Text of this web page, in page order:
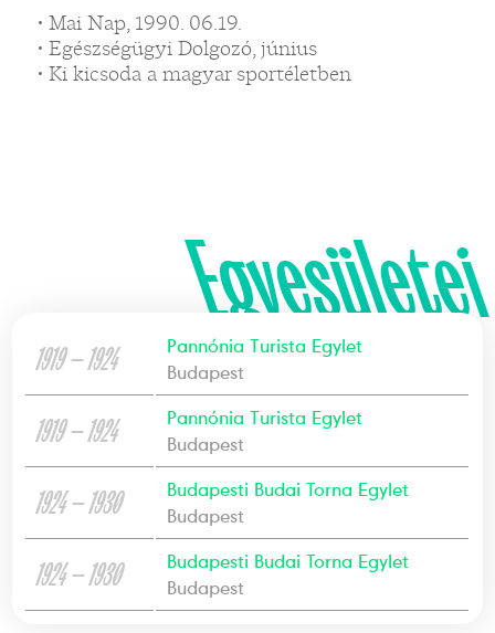
• Mai Nap, 1990. 06.19.
• Egészségügyi Dolgozó, június
• Ki kicsoda a magyar sportéletben
Egyesületei
1919 — 1924
Pannónia Turista Egylet
Budapest
1919 — 1924
Pannónia Turista Egylet
Budapest
1924 — 1930
Budapesti Budai Torna Egylet
Budapest
1924 — 1930
Budapesti Budai Torna Egylet
Budapest